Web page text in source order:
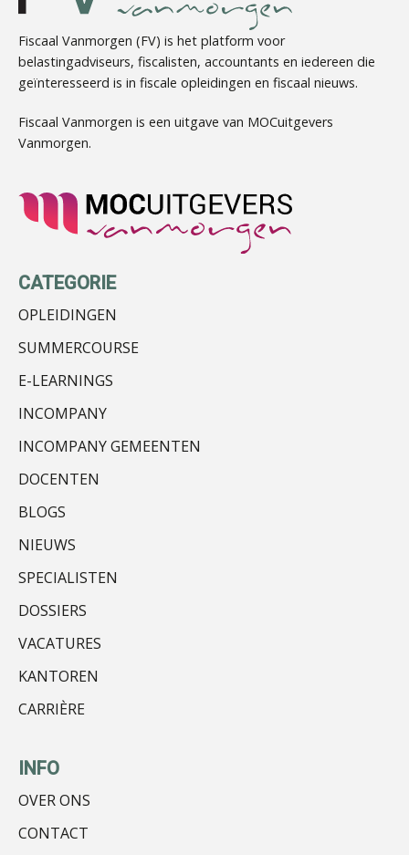
Marja van den Oetelaar
Fiscaal Vanmorgen (FV) is het platform voor
belastingadviseurs, fiscalisten, accountants en iedereen die
geïnteresseerd is in fiscale opleidingen en fiscaal nieuws.
Fiscaal Vanmorgen is een uitgave van MOCuitgevers
Vanmorgen.
CATEGORIE
OPLEIDINGEN
SUMMERCOURSE
E-LEARNINGS
INCOMPANY
INCOMPANY GEMEENTEN
DOCENTEN
BLOGS
NIEUWS
SPECIALISTEN
DOSSIERS
VACATURES
KANTOREN
CARRIÈRE
INFO
OVER ONS
CONTACT